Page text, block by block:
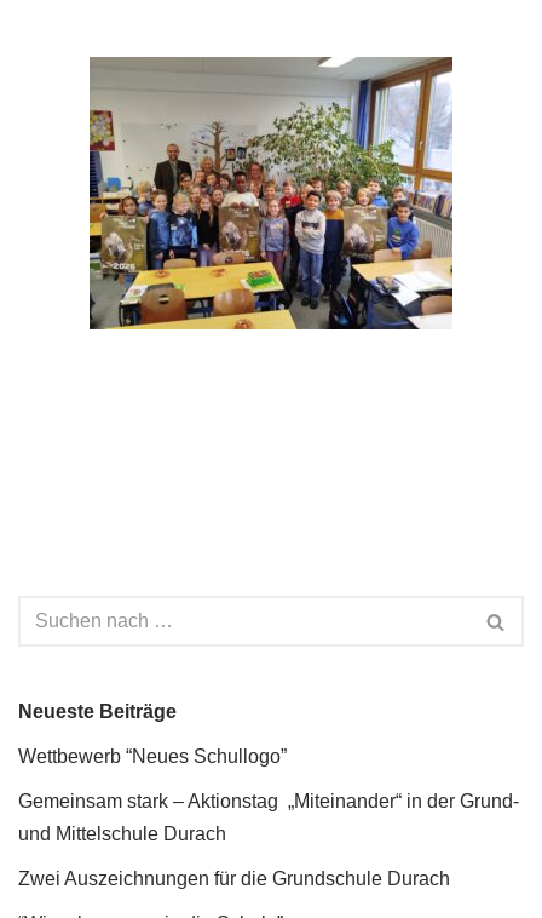
Neueste Beiträge
Wettbewerb “Neues Schullogo”
Gemeinsam stark – Aktionstag „Miteinander“ in der Grund-
und Mittelschule Durach
Zwei Auszeichnungen für die Grundschule Durach